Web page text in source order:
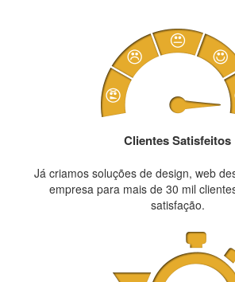
Clientes Satisfeitos
Já criamos soluções de design, web
empresa para mais de 30 mil
satisfação.